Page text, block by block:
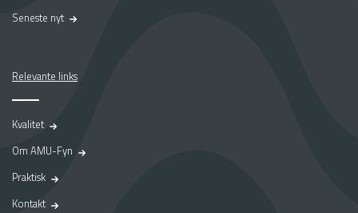
Seneste nyt
Relevante links
Kvalitet
Om AMU-Fyn
Praktisk
Kontakt